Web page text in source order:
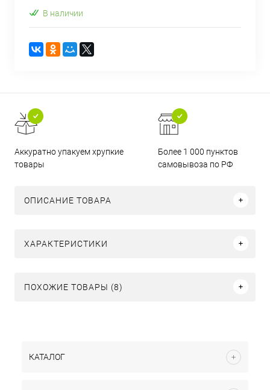
В наличии
Аккуратно упакуем хрупкие
товары
Более 1 000 пунктов
самовывоза по РФ
ОПИСАНИЕ ТОВАРА
ХАРАКТЕРИСТИКИ
ПОХОЖИЕ ТОВАРЫ (8)
КАТАЛОГ